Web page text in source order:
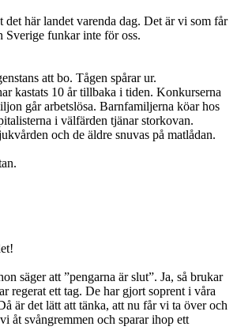
här landet varenda dag. Det är vi som får
Sverige funkar inte för oss.
att bo. Tågen spårar ur.
kastats 10 år tillbaka i tiden. Konkurserna
går arbetslösa. Barnfamiljerna köar hos
i välfärden tjänar storkovan.
och de äldre snuvas på matlådan.
säger att ”pengarna är slut”. Ja, så brukar
regerat ett tag. De har gjort soprent i våra
är det lätt att tänka, att nu får vi ta över och
åt svångremmen och sparar ihop ett